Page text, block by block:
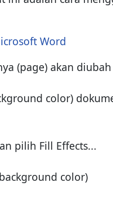
Word
(page) akan
pilih Fill Effects...